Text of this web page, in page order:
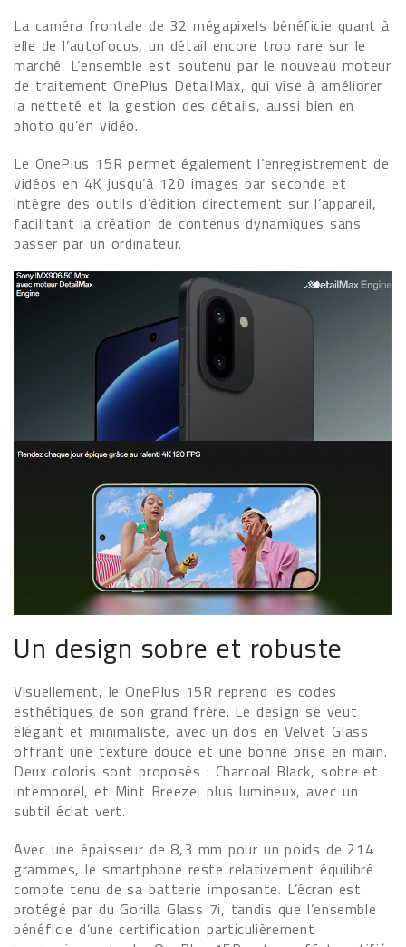
La caméra frontale de 32 mégapixels bénéficie quant à
elle de l’autofocus, un détail encore trop rare sur le
marché. L’ensemble est soutenu par le nouveau moteur
de traitement OnePlus DetailMax, qui vise à améliorer
la netteté et la gestion des détails, aussi bien en
photo qu’en vidéo.
Le OnePlus 15R permet également l’enregistrement de
vidéos en 4K jusqu’à 120 images par seconde et
intègre des outils d’édition directement sur l’appareil,
facilitant la création de contenus dynamiques sans
passer par un ordinateur.
Un design sobre et robuste
Visuellement, le OnePlus 15R reprend les codes
esthétiques de son grand frère. Le design se veut
élégant et minimaliste, avec un dos en Velvet Glass
offrant une texture douce et une bonne prise en main.
Deux coloris sont proposés : Charcoal Black, sobre et
intemporel, et Mint Breeze, plus lumineux, avec un
subtil éclat vert.
Avec une épaisseur de 8,3 mm pour un poids de 214
grammes, le smartphone reste relativement équilibré
compte tenu de sa batterie imposante. L’écran est
protégé par du Gorilla Glass 7i, tandis que l’ensemble
bénéficie d’une certification particulièrement